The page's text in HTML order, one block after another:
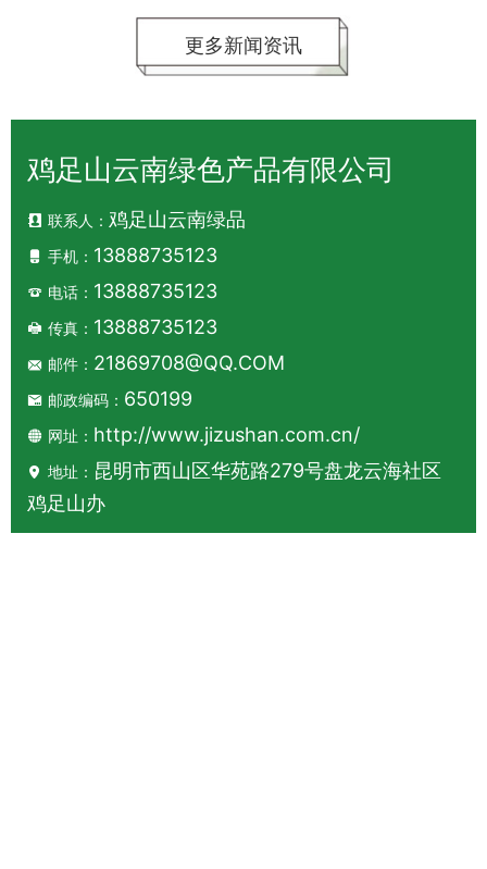
更多新闻资讯
鸡足山云南绿色产品有限公司
联系人： 鸡足山云南绿品
手机： 13888735123
电话： 13888735123
传真： 13888735123
邮件： 21869708@QQ.COM
邮政编码： 650199
网址： http://www.jizushan.com.cn/
地址： 昆明市西山区华苑路279号盘龙云海社区
鸡足山办